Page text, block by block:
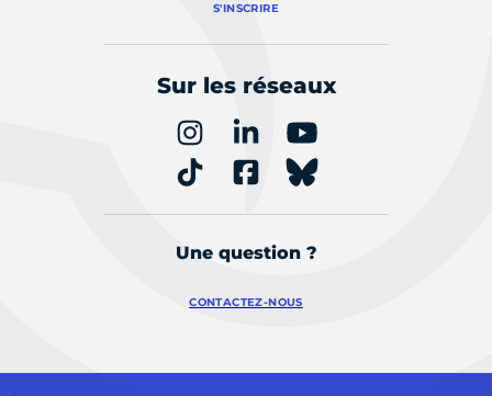
S'INSCRIRE
Sur les réseaux
Une question ?
CONTACTEZ-NOUS